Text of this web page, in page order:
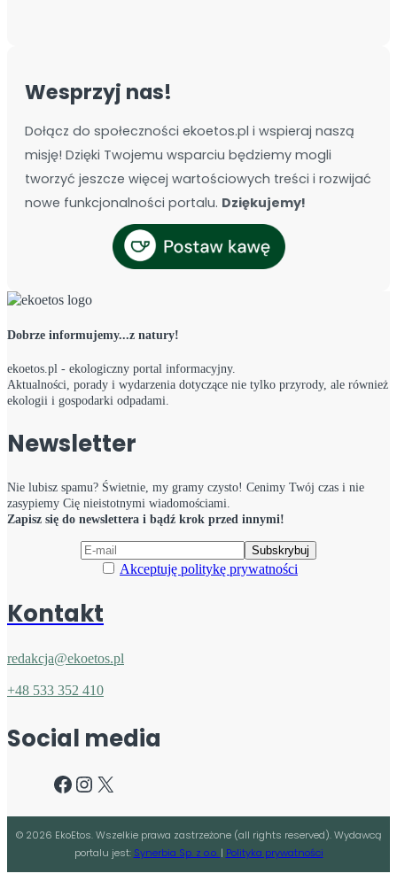
Wesprzyj nas!
Dołącz do społeczności ekoetos.pl i wspieraj naszą
misję! Dzięki Twojemu wsparciu będziemy mogli
tworzyć jeszcze więcej wartościowych treści i rozwijać
nowe funkcjonalności portalu. Dziękujemy!
Dobrze informujemy...z natury!
ekoetos.pl - ekologiczny portal informacyjny.
Aktualności, porady i wydarzenia dotyczące nie tylko przyrody, ale również
ekologii i gospodarki odpadami.
Newsletter
Nie lubisz spamu? Świetnie, my gramy czysto! Cenimy Twój czas i nie
zasypiemy Cię nieistotnymi wiadomościami.
Zapisz się do newslettera i bądź krok przed innymi!
Akceptuję politykę prywatności
Kontakt
redakcja@ekoetos.pl
+48 533 352 410
Social media
Facebook
Instagram
X
© 2026 EkoEtos. Wszelkie prawa zastrzeżone (all rights reserved). Wydawcą
portalu jest: Synerbia Sp. z o.o. | Polityka prywatności